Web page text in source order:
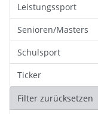
Leistungssport
Senioren/Masters
Schulsport
Ticker
Filter zurücksetzen